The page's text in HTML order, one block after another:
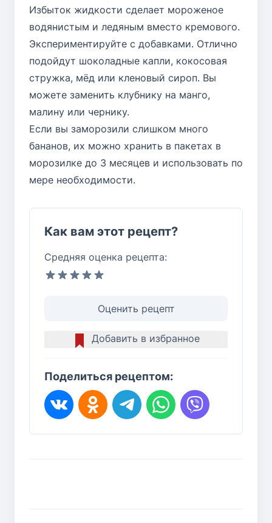
Избыток жидкости сделает мороженое
водянистым и ледяным вместо кремового.
Экспериментируйте с добавками. Отлично
подойдут шоколадные капли, кокосовая
стружка, мёд или кленовый сироп. Вы
можете заменить клубнику на манго,
малину или чернику.
Если вы заморозили слишком много
бананов, их можно хранить в пакетах в
морозилке до 3 месяцев и использовать по
мере необходимости.
Как вам этот рецепт?
Средняя оценка рецепта:
Оценить рецепт
Добавить в избранное
Поделиться рецептом: